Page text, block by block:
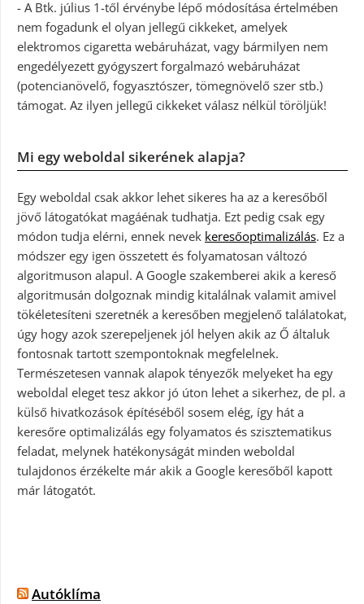
- A Btk. július 1-től érvénybe lépő módosítása értelmében
nem fogadunk el olyan jellegű cikkeket, amelyek
elektromos cigaretta webáruházat, vagy bármilyen nem
engedélyezett gyógyszert forgalmazó webáruházat
(potencianövelő, fogyasztószer, tömegnövelő szer stb.)
támogat. Az ilyen jellegű cikkeket válasz nélkül töröljük!
Mi egy weboldal sikerének alapja?
Egy weboldal csak akkor lehet sikeres ha az a keresőből
jövő látogatókat magáénak tudhatja. Ezt pedig csak egy
módon tudja elérni, ennek nevek keresőoptimalizálás. Ez a
módszer egy igen összetett és folyamatosan változó
algoritmuson alapul. A Google szakemberei akik a kereső
algoritmusán dolgoznak mindig kitalálnak valamit amivel
tökéletesíteni szeretnék a keresőben megjelenő találatokat,
úgy hogy azok szerepeljenek jól helyen akik az Ő általuk
fontosnak tartott szempontoknak megfelelnek.
Természetesen vannak alapok tényezők melyeket ha egy
weboldal eleget tesz akkor jó úton lehet a sikerhez, de pl. a
külső hivatkozások építéséből sosem elég, így hát a
keresőre optimalizálás egy folyamatos és szisztematikus
feladat, melynek hatékonyságát minden weboldal
tulajdonos érzékelte már akik a Google keresőből kapott
már látogatót.
Autóklíma